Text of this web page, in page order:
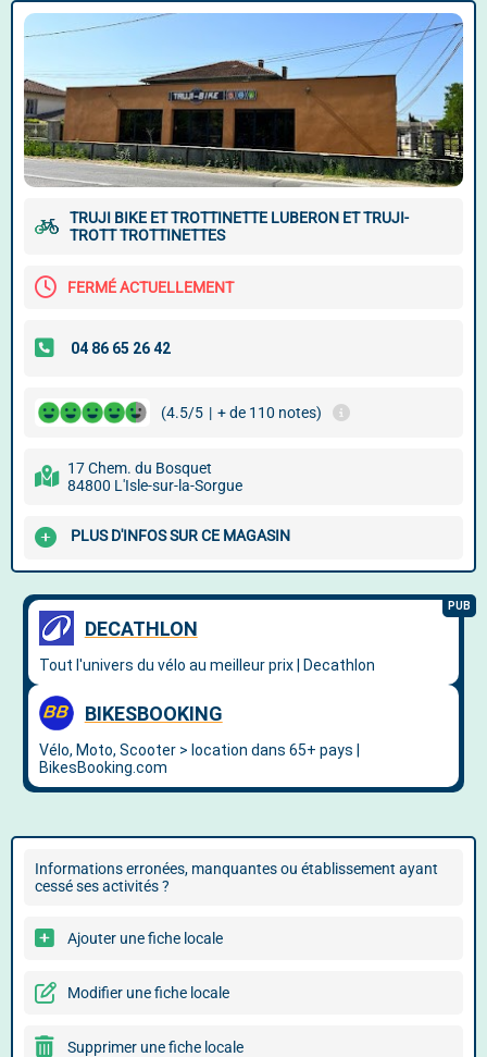
TRUJI BIKE ET TROTTINETTE LUBERON ET TRUJI-
TROTT TROTTINETTES
FERMÉ ACTUELLEMENT
(4.5/5 | + de 110 notes)
17 Chem. du Bosquet
84800 L'Isle-sur-la-Sorgue
PLUS D'INFOS SUR CE MAGASIN
Informations erronées, manquantes ou établissement ayant
cessé ses activités ?
Ajouter une fiche locale
Modifier une fiche locale
Supprimer une fiche locale